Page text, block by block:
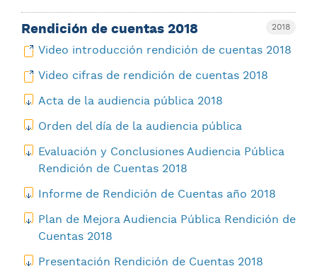
2018
Rendición de cuentas 2018
Video introducción rendición de cuentas 2018
Video cifras de rendición de cuentas 2018
Acta de la audiencia pública 2018
Orden del día de la audiencia pública
Evaluación y Conclusiones Audiencia Pública
Rendición de Cuentas 2018
Informe de Rendición de Cuentas año 2018
Plan de Mejora Audiencia Pública Rendición de
Cuentas 2018
Presentación Rendición de Cuentas 2018